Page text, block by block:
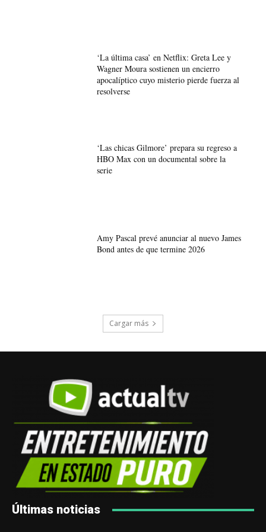
‘La última casa’ en Netflix: Greta Lee y
Wagner Moura sostienen un encierro
apocalíptico cuyo misterio pierde fuerza al
resolverse
‘Las chicas Gilmore’ prepara su regreso a
HBO Max con un documental sobre la
serie
Amy Pascal prevé anunciar al nuevo James
Bond antes de que termine 2026
Cargar más
Últimas noticias